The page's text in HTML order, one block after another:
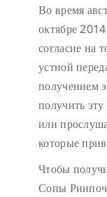
Во время
октябре
согласие на
устной
получением
получить
или
которые
Чтобы
Сопы